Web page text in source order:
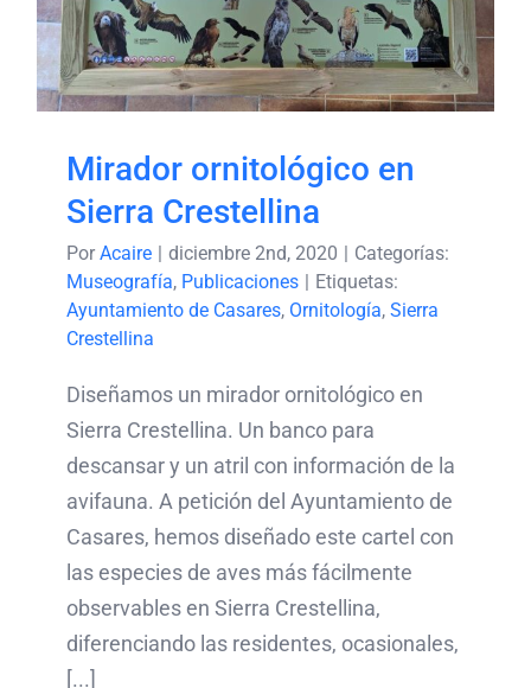
Sierra Crestellina
Mirador ornitológico en
Sierra Crestellina
PorAcaire | diciembre 2nd, 2020 | Categorías:
Museografía, Publicaciones | Etiquetas:
Ayuntamiento de Casares, Ornitología, Sierra
Crestellina
Diseñamos un mirador ornitológico en
Sierra Crestellina. Un banco para
descansar y un atril con información de la
avifauna. A petición del Ayuntamiento de
Casares, hemos diseñado este cartel con
las especies de aves más fácilmente
observables en Sierra Crestellina,
diferenciando las residentes, ocasionales,
[...]